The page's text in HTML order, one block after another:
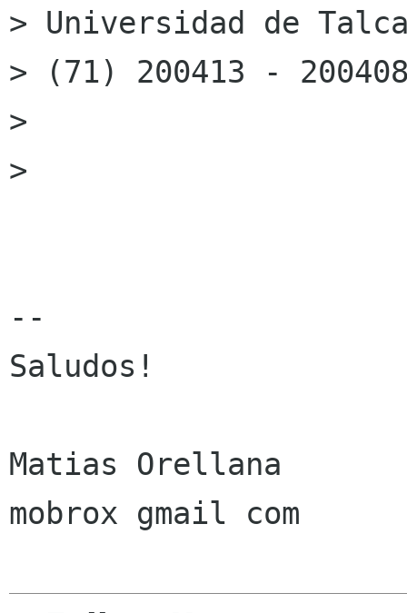
> Universidad de
> (71) 200413 -
>
>
--
Saludos!
Matias Orellana
mobrox gmail com